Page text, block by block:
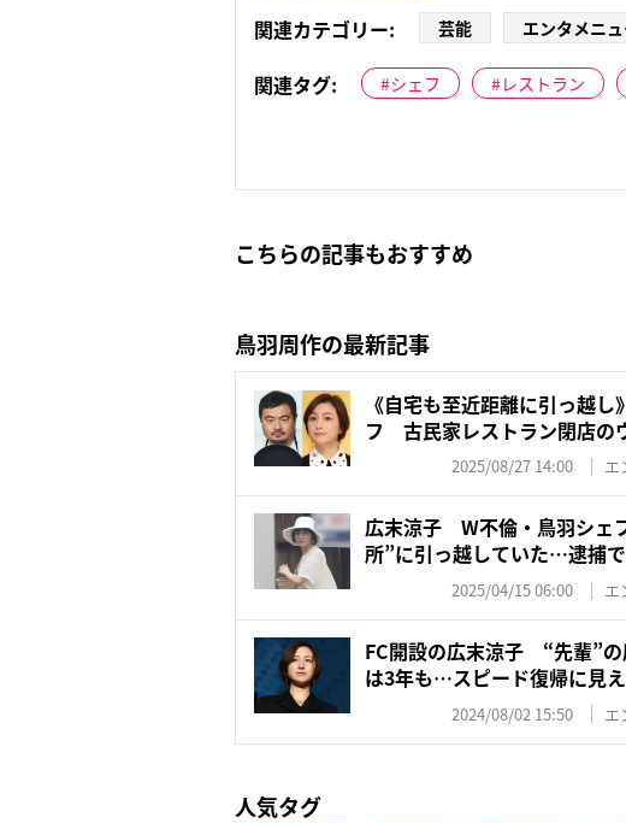
関連カテゴリー:
芸能 エンタメニュ
関連タグ: シェフ レストラン
こちらの記事もおすすめ
鳥羽周作の最新記事
《自宅も至近距離に引っ越し
フ 古民家レストラン閉店の
2025/08/27 14:00 エ
広末涼子 W不倫・鳥羽シェ
所”に引っ越していた…逮捕
2025/04/15 06:00 エ
FC開設の広末涼子 “先輩”
は3年も…スピード復帰に見
2024/08/02 15:50 エ
人気タグ